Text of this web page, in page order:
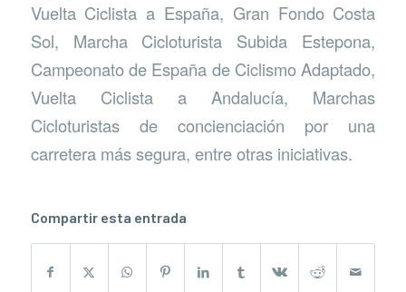
Vuelta Ciclista a España, Gran Fondo Costa
Sol, Marcha Cicloturista Subida Estepona,
Campeonato de España de Ciclismo Adaptado,
Vuelta Ciclista a Andalucía, Marchas
Cicloturistas de concienciación por una
carretera más segura, entre otras iniciativas.
Compartir esta entrada